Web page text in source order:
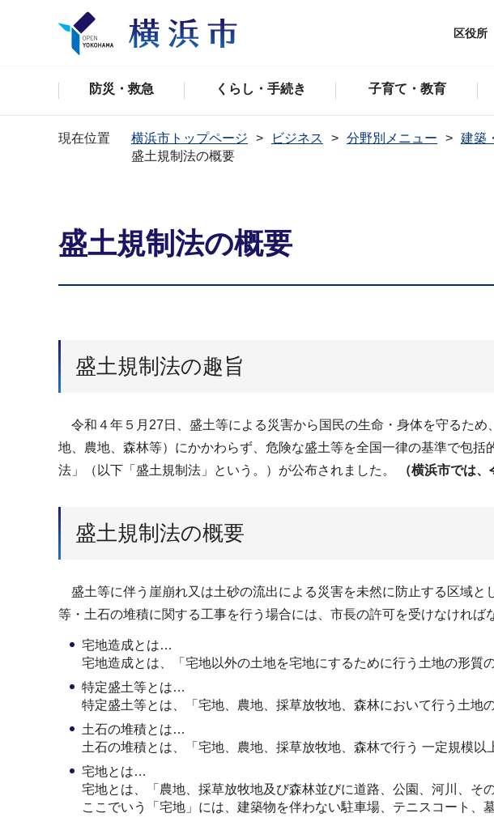
区役所
防災・救急 くらし・手続き 子育て・教育
現在位置 横浜市トップページ ビジネス 分野別メニュー 建築
盛土規制法の概要
盛土規制法の概要
盛土規制法の趣旨
令和４年５月27日、盛土等による災害から国民の生命・身体を守るた
地、農地、森林等）にかかわらず、危険な盛土等を全国一律の基準で包
法」（以下「盛土規制法」という。）が公布されました。
（横浜市では
盛土規制法の概要
盛土等に伴う崖崩れ又は土砂の流出による災害を未然に防止する区域と
等・土石の堆積に関する工事を行う場合には、市長の許可を受けなければ
宅地造成とは…
宅地造成とは、「宅地以外の土地を宅地にするために行う土地の形質
特定盛土等とは…
特定盛土等とは、「宅地、農地、採草放牧地、森林において行う土地
土石の堆積とは…
土石の堆積とは、「宅地、農地、採草放牧地、森林で行う 一定規模以
宅地とは…
宅地とは、「農地、採草放牧地及び森林並びに道路、公園、河川、そ
ここでいう「宅地」には、建築物を伴わない駐車場、テニスコート、